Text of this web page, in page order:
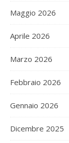
Maggio 2026
Aprile 2026
Marzo 2026
Febbraio 2026
Gennaio 2026
Dicembre 2025